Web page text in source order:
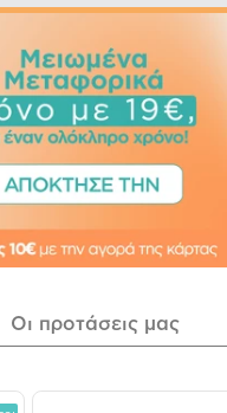
Οι προτάσεις μας